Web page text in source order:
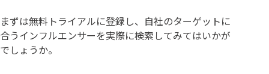
まずは無料トライアルに登録し、自社のターゲットに
合うインフルエンサーを実際に検索してみてはいかが
でしょうか。